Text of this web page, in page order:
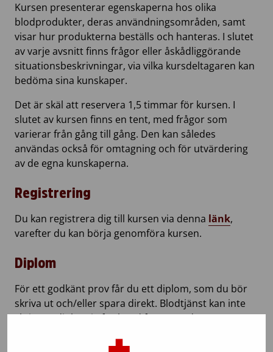
Kursen presenterar egenskaperna hos olika
blodprodukter, deras användningsområden, samt
visar hur produkterna beställs och hanteras. I slutet
av varje avsnitt finns frågor eller åskådliggörande
situationsbeskrivningar, via vilka kursdeltagaren kan
bedöma sina kunskaper.
Det är skäl att reservera 1,5 timmar för kursen. I
slutet av kursen finns en tent, med frågor som
varierar från gång till gång. Den kan således
användas också för omtagning och för utvärdering
av de egna kunskaperna.
Registrering
Du kan registrera dig till kursen via denna länk,
varefter du kan börja genomföra kursen.
Diplom
För ett godkänt prov får du ett diplom, som du bör
skriva ut och/eller spara direkt. Blodtjänst kan inte
skriva ut diplom i efterhand för användarnas